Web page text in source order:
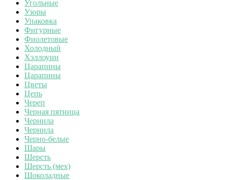
Угольные
Узоры
Упаковка
Фигурные
Фиолетовые
Холодный
Хэллоуин
Царапины
Царапины
Цветы
Цепь
Череп
Черная пятница
Чернила
Чернила
Черно-белые
Шары
Шерсть
Шерсть (мех)
Шоколадные